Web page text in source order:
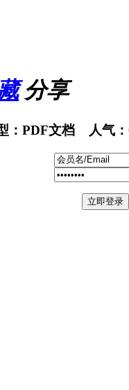
分享
：PDF文档 人气
立即登录